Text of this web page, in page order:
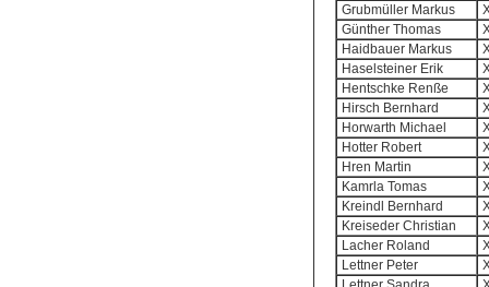
Grubmüller Markus
Günther Thomas
Haidbauer Markus
Haselsteiner Erik
Hentschke Renße
Hirsch Bernhard
Horwarth Michael
Hotter Robert
Hren Martin
Kamrla Tomas
Kreindl Bernhard
Kreiseder Christian
Lacher Roland
Lettner Peter